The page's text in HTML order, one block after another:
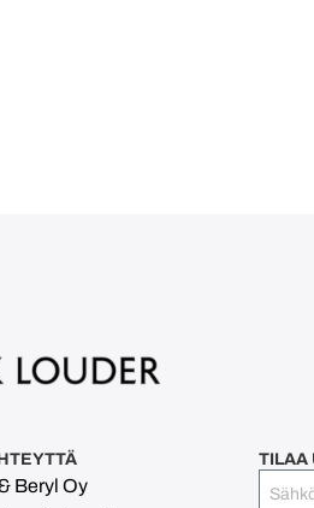
Beryl Oy
TILAA